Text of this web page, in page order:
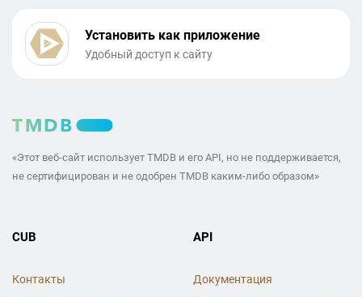
Установить как приложение
Удобный доступ к сайту
«Этот веб-сайт использует TMDB и его API, но не поддерживается,
не сертифицирован и не одобрен TMDB каким-либо образом»
CUB
Контакты
API
Документация